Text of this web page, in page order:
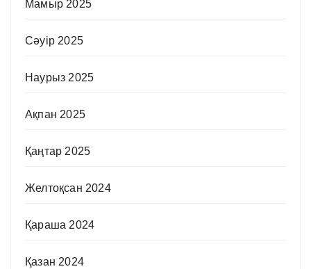
Мамыр 2025
Сәуір 2025
Наурыз 2025
Ақпан 2025
Қаңтар 2025
Желтоқсан 2024
Қараша 2024
Қазан 2024